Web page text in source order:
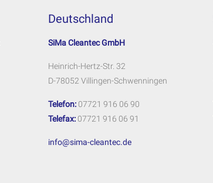
Deutschland
SiMa Cleantec GmbH
Heinrich-Hertz-Str. 32
D-78052 Villingen-Schwenningen
Telefon:07721 916 06 90
Telefax:07721 916 06 91
info@sima-cleantec.de